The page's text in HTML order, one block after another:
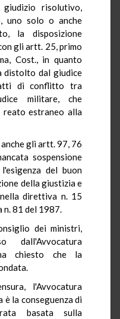
risolutivo,
uno solo o anche
la disposizione
gli artt. 25, primo
Cost., in quanto
distolto dal giudice
di conflitto tra
militare, che
reato estraneo alla
gli artt. 97, 76
sospensione
del buon
della giustizia e
direttiva n. 15
n. 81 del 1987.
dei ministri,
dall'Avvocatura
chiesto che la
l'Avvocatura
è la conseguenza di
basata sulla